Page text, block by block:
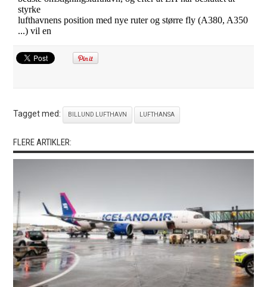
Tagget med: BILLUND LUFTHAVN LUFTHANSA
FLERE ARTIKLER: